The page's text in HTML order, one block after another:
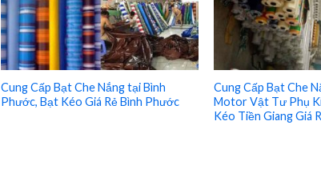
Cung Cấp Bạt Che Nắng tại Bình
Phước, Bạt Kéo Giá Rẻ Bình Phước
Cung Cấp Bạt Che
Motor Vật Tư Phụ
Kéo Tiền Giang Giá